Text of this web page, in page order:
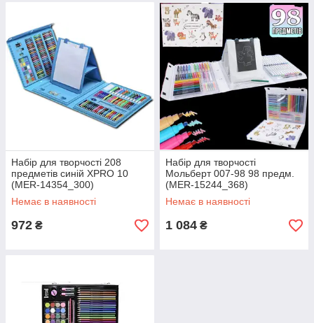
Набір для творчості 208
предметів синій XPRO 10
(MER-14354_300)
Немає в наявності
972 ₴
Набір для творчості
Мольберт 007-98 98 предм.
(MER-15244_368)
Немає в наявності
1 084 ₴